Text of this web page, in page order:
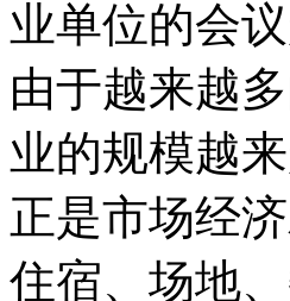
业单位的会
由于越来越
业的规模越
正是市场经
住宿、场地